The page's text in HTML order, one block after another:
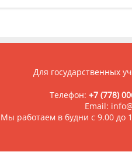
Для государственных
Телефон: +7 (778)
Email:
Мы работаем в будни с 9.00 до